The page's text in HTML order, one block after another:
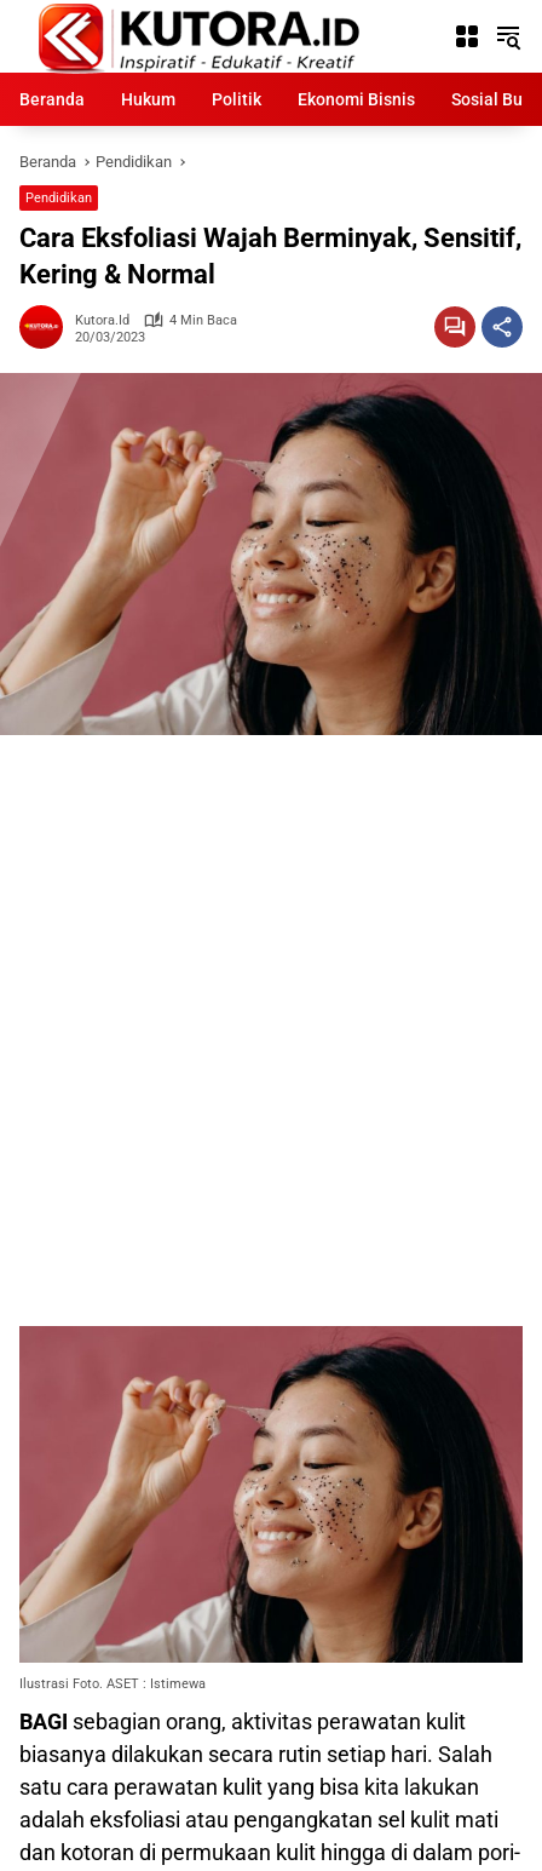
Langsung
konten
Beranda
Hukum Politik Ekonomi Bisnis Sosial
Beranda Pendidikan
Pendidikan
Cara Eksfoliasi Wajah Berminyak, Sensitif,
Kering & Normal
Kutora.id
4 Min Baca
20/03/2023
Ilustrasi Foto. ASET : Istimewa
BAGI sebagian orang, aktivitas perawatan kulit
biasanya dilakukan secara rutin setiap hari. Salah
satu cara perawatan kulit yang bisa kita lakukan
adalah eksfoliasi atau pengangkatan sel kulit mati
dan kotoran di permukaan kulit hingga di dalam pori-